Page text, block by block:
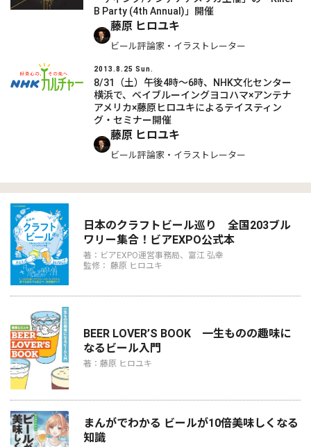
B Party (4th Annual)」開催
藤原 ヒロユキ
ビール評論家・イラストレーター
2013.8.25 Sun.
8/31（土）午後4時～6時、NHK文化センター
横浜で、ベイブルーイングヨコハマ×アンテナ
アメリカ×藤原ヒロユキによるテイスティン
グ・セミナー開催
藤原 ヒロユキ
ビール評論家・イラストレーター
日本のクラフトビール巡り 全国203ブル
ワリー集合！ビアEXPO公式本
著：ビアEXPO運営事務局、富江 弘幸
監修： 藤原 ヒロユキ
BEER LOVER’S BOOK 一生ものの趣味に
なるビール入門
著：藤原 ヒロユキ
まんがでわかる ビールが10倍美味しくなる
知識